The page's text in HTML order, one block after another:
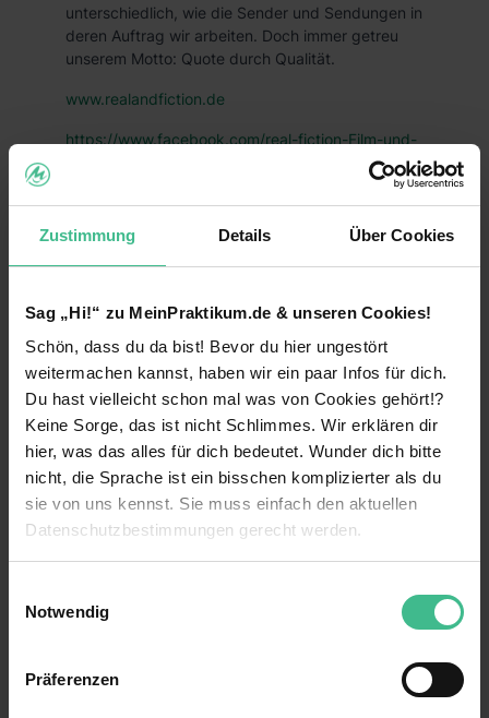
Zustimmung Details Über Cookies
Sag „Hi!“ zu MeinPraktikum.de & unseren Cookies!
Schön, dass du da bist! Bevor du hier ungestört
weitermachen kannst, haben wir ein paar Infos für dich.
Du hast vielleicht schon mal was von Cookies gehört!?
Keine Sorge, das ist nicht Schlimmes. Wir erklären dir
hier, was das alles für dich bedeutet. Wunder dich bitte
nicht, die Sprache ist ein bisschen komplizierter als du
sie von uns kennst. Sie muss einfach den aktuellen
Datenschutzbestimmungen gerecht werden.
Benutzung der Webseite getroffenen Einstellungen zu
Notwendig
Präferenzen
unterschiedlich, wie die Sender und Sendungen in
deren Auftrag wir arbeiten. Doch immer getreu
unserem Motto: Quote durch Qualität.
www.realandfiction.de
https://www.facebook.com/real-fiction-Film-und-
https://www.youtube.com/user/realandfiction/feed
Carla Koytek
0221 / 92573...
Fakten
Unternehmensart Keine Angabe
Mitarbeiter 10